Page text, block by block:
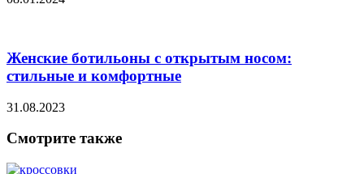
Женские ботильоны с открытым носом:
стильные и комфортные
31.08.2023
Смотрите также